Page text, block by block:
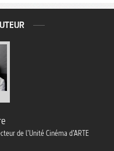
de l’Unité Cinéma d’ARTE